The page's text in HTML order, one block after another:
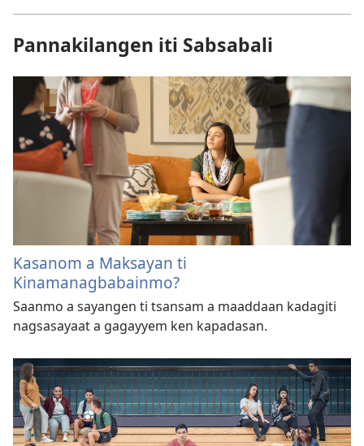
Pannakilangen iti Sabsabali
Kasanom a Maksayan ti
Kinamanagbabainmo?
Saanmo a sayangen ti tsansam a maaddaan kadagiti
nagsasayaat a gagayyem ken kapadasan.